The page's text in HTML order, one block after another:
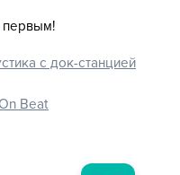
первым!
с док-станцией
Beat